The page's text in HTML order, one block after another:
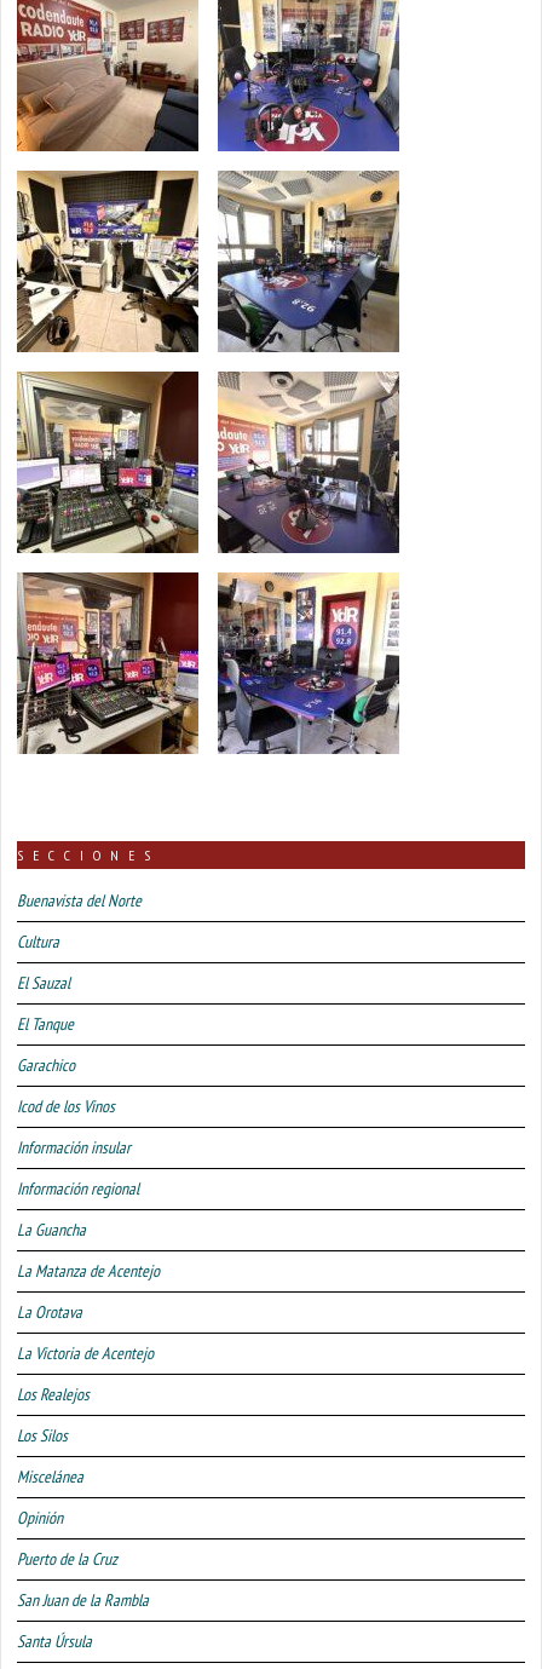
SECCIONES
Buenavista del Norte
Cultura
El Sauzal
El Tanque
Garachico
Icod de los Vinos
Información insular
Información regional
La Guancha
La Matanza de Acentejo
La Orotava
La Victoria de Acentejo
Los Realejos
Los Silos
Miscelánea
Opinión
Puerto de la Cruz
San Juan de la Rambla
Santa Úrsula